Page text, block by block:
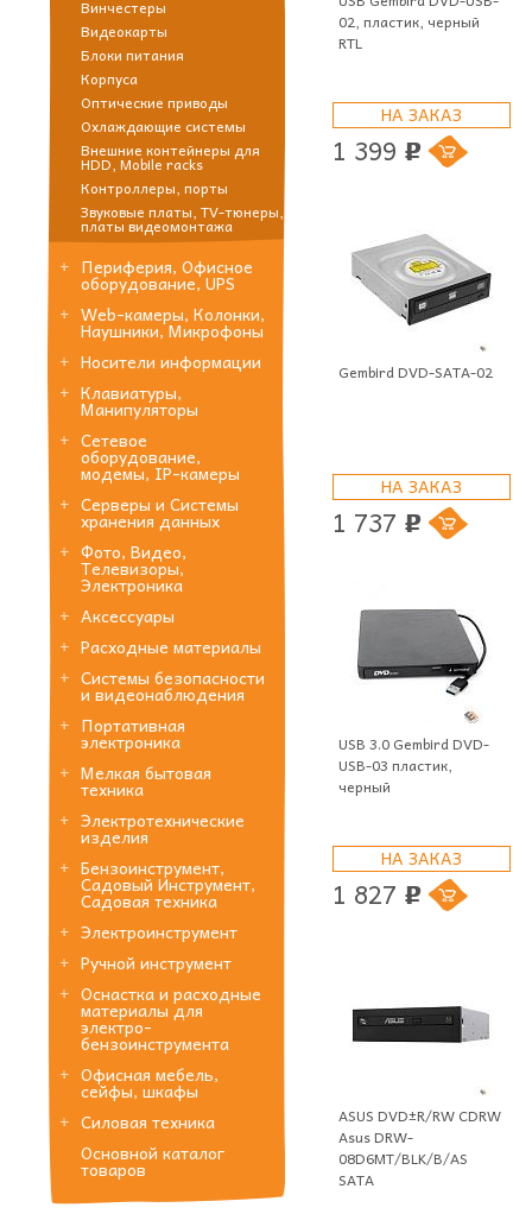
Винчестеры
Видеокарты
Блоки питания
Корпуса
Оптические приводы
Охлаждающие системы
Внешние контейнеры для
HDD, Mobile racks
Контроллеры, порты
Звуковые платы, TV-тюнеры,
платы видеомонтажа
Периферия, Офисное
оборудование, UPS
Web-камеры, Колонки,
Наушники, Микрофоны
Носители информации
Клавиатуры,
Манипуляторы
Сетевое
оборудование,
модемы, IP-камеры
Серверы и Системы
хранения данных
Фото, Видео,
Телевизоры,
Электроника
Аксессуары
Расходные материалы
Системы безопасности
и видеонаблюдения
Портативная
электроника
Мелкая бытовая
техника
Электротехнические
изделия
Бензоинструмент,
Садовый Инструмент,
Садовая техника
Электроинструмент
Ручной инструмент
Оснастка и расходные
материалы для
электро-
бензоинструмента
Офисная мебель,
сейфы, шкафы
Силовая техника
Основной каталог
товаров
02, пластик, черный
RTL
НА ЗАКАЗ
1 399 p
Gembird DVD-SATA-02
НА ЗАКАЗ
1 737 p
USB 3.0 Gembird DVD-
USB-03 пластик,
черный
НА ЗАКАЗ
1 827 p
ASUS DVD±R/RW CDRW
Asus DRW-
08D6MT/BLK/B/AS
SATA